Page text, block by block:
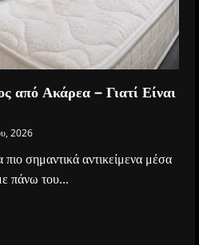
από Ακάρεα – Γιατί Είναι
2026
σημαντικά αντικείμενα μέσα
πάνω του...